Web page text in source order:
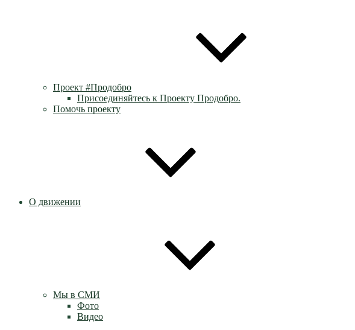
Проект #Продобро
Присоединяйтесь к Проекту Продобро.
Помочь проекту
О движении
Мы в СМИ
Фото
Видео